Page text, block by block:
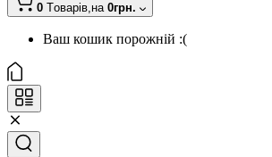
0 Tоварів,на 0грн.
Ваш кошик порожній :(